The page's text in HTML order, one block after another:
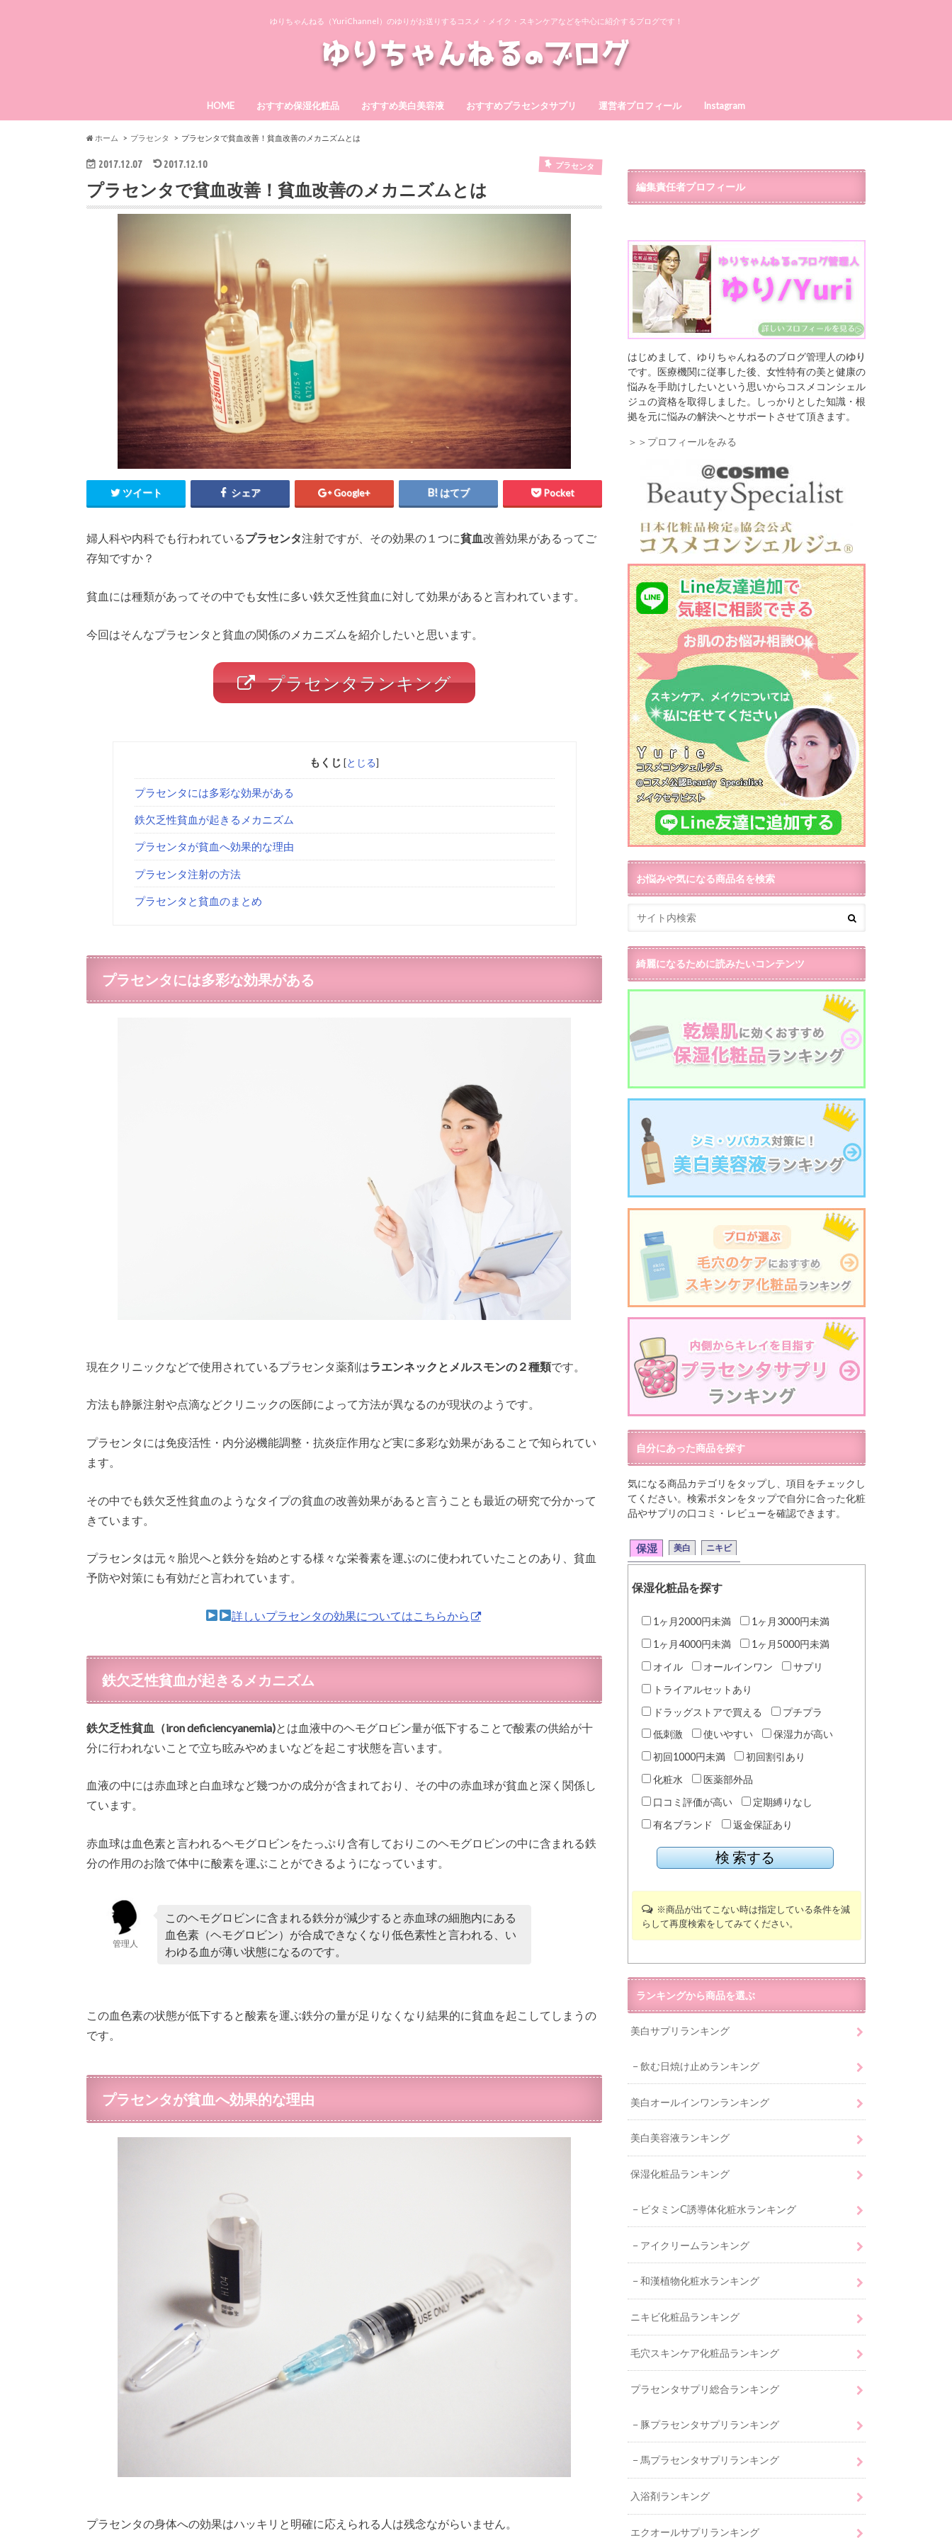
ゆりちゃんねる（YuriChannel）のゆりがお送りするコスメ・メイク・スキンケアなどを中心に紹介するブログです！
HOME おすすめ保湿化粧品 おすすめ美白美容液 おすすめプラセンタサプリ 運営者プロフィール Instagram
ホーム プラセンタ プラセンタで貧血改善！貧血改善のメカニズムとは
2017.12.07 2017.12.10 プラセンタ
プラセンタで貧血改善！貧血改善のメカニズムとは
ツイート シェア Google+ はてブ Pocket
婦人科や内科でも行われているプラセンタ注射ですが、その効果の１つに貧血改善効果があるってご
存知ですか？
貧血には種類があってその中でも女性に多い鉄欠乏性貧血に対して効果があると言われています。
今回はそんなプラセンタと貧血の関係のメカニズムを紹介したいと思います。
プラセンタランキング
もくじ [とじる]
プラセンタには多彩な効果がある
鉄欠乏性貧血が起きるメカニズム
プラセンタが貧血へ効果的な理由
プラセンタ注射の方法
プラセンタと貧血のまとめ
プラセンタには多彩な効果がある
現在クリニックなどで使用されているプラセンタ薬剤はラエンネックとメルスモンの２種類です。
方法も静脈注射や点滴などクリニックの医師によって方法が異なるのが現状のようです。
プラセンタには免疫活性・内分泌機能調整・抗炎症作用など実に多彩な効果があることで知られてい
ます。
その中でも鉄欠乏性貧血のようなタイプの貧血の改善効果があると言うことも最近の研究で分かって
きています。
プラセンタは元々胎児へと鉄分を始めとする様々な栄養素を運ぶのに使われていたことのあり、貧血
予防や対策にも有効だと言われています。
詳しいプラセンタの効果についてはこちらから
鉄欠乏性貧血が起きるメカニズム
鉄欠乏性貧血（iron deficiencyanemia)とは血液中のヘモグロビン量が低下することで酸素の供給が十
分に行われないことで立ち眩みやめまいなどを起こす状態を言います。
血液の中には赤血球と白血球など幾つかの成分が含まれており、その中の赤血球が貧血と深く関係し
ています。
赤血球は血色素と言われるヘモグロビンをたっぷり含有しておりこのヘモグロビンの中に含まれる鉄
分の作用のお陰で体中に酸素を運ぶことができるようになっています。
管理人
このヘモグロビンに含まれる鉄分が減少すると赤血球の細胞内にある
血色素（ヘモグロビン）が合成できなくなり低色素性と言われる、い
わゆる血が薄い状態になるのです。
この血色素の状態が低下すると酸素を運ぶ鉄分の量が足りなくなり結果的に貧血を起こしてしまうの
です。
プラセンタが貧血へ効果的な理由
プラセンタの身体への効果はハッキリと明確に応えられる人は残念ながらいません。
編集責任者プロフィール
はじめまして、ゆりちゃんねるのブログ管理人のゆり
です。医療機関に従事した後、女性特有の美と健康の
悩みを手助けしたいという思いからコスメコンシェル
ジュの資格を取得しました。しっかりとした知識・根
拠を元に悩みの解決へとサポートさせて頂きます。
＞＞プロフィールをみる
お悩みや気になる商品名を検索
綺麗になるために読みたいコンテンツ
自分にあった商品を探す
気になる商品カテゴリをタップし、項目をチェックし
てください。検索ボタンをタップで自分に合った化粧
品やサプリの口コミ・レビューを確認できます。
保湿 美白 ニキビ
保湿化粧品を探す
1ヶ月2000円未満
1ヶ月3000円未満
1ヶ月4000円未満
1ヶ月5000円未満
オイル
オールインワン
サプリ
トライアルセットあり
ドラッグストアで買える
プチプラ
低刺激
使いやすい
保湿力が高い
初回1000円未満
初回割引あり
化粧水
医薬部外品
口コミ評価が高い
定期縛りなし
有名ブランド
返金保証あり
※商品が出てこない時は指定している条件を減
らして再度検索をしてみてください。
ランキングから商品を選ぶ
美白サプリランキング
飲む日焼け止めランキング
美白オールインワンランキング
美白美容液ランキング
保湿化粧品ランキング
ビタミンC誘導体化粧水ランキング
アイクリームランキング
和漢植物化粧水ランキング
ニキビ化粧品ランキング
毛穴スキンケア化粧品ランキング
プラセンタサプリ総合ランキング
豚プラセンタサプリランキング
馬プラセンタサプリランキング
入浴剤ランキング
エクオールサプリランキング